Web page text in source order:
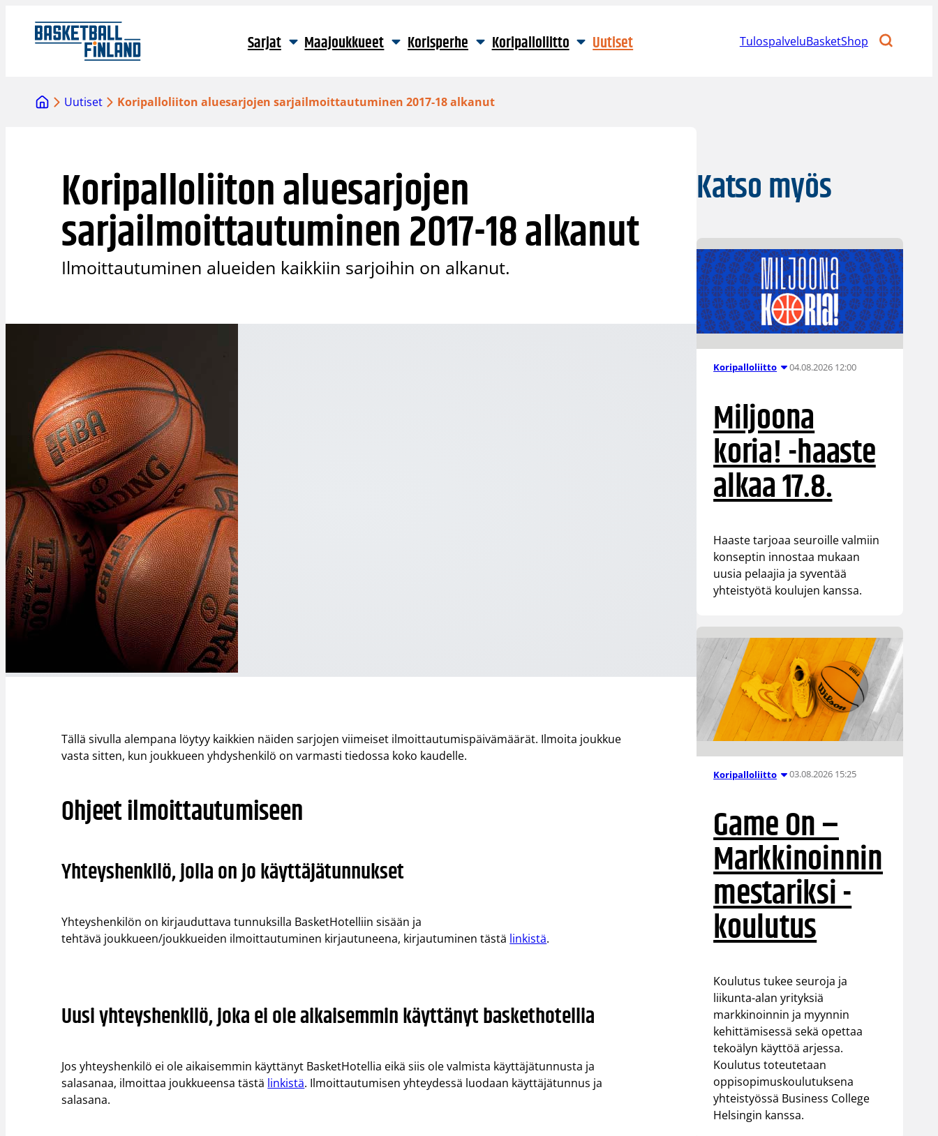
sisältöön
Sarjat Maajoukkueet Korisperhe Koripalloliitto Uutiset TulospalveluBasketShop
Uutiset Koripalloliiton aluesarjojen sarjailmoittautuminen 2017-18 alkanut
Koripalloliiton aluesarjojen
sarjailmoittautuminen 2017-18 alkanut
Ilmoittautuminen alueiden kaikkiin sarjoihin on alkanut.
Tällä sivulla alempana löytyy kaikkien näiden sarjojen viimeiset ilmoittautumispäivämäärät. Ilmoita joukkue
vasta sitten, kun joukkueen yhdyshenkilö on varmasti tiedossa koko kaudelle.
Ohjeet ilmoittautumiseen
Yhteyshenkilö, jolla on jo käyttäjätunnukset
Yhteyshenkilön on kirjauduttava tunnuksilla BasketHotelliin sisään ja
tehtävä joukkueen/joukkueiden ilmoittautuminen kirjautuneena, kirjautuminen tästä linkistä.
Uusi yhteyshenkilö, joka ei ole aikaisemmin käyttänyt baskethotellia
Jos yhteyshenkilö ei ole aikaisemmin käyttänyt BasketHotellia eikä siis ole valmista käyttäjätunnusta ja
salasanaa, ilmoittaa joukkueensa tästä linkistä. Ilmoittautumisen yhteydessä luodaan käyttäjätunnus ja
salasana.
Katso myös
Koripalloliitto 04.08.2026 12:00
Miljoona
koria! -haaste
alkaa 17.8.
Haaste tarjoaa seuroille valmiin
konseptin innostaa mukaan
uusia pelaajia ja syventää
yhteistyötä koulujen kanssa.
Koripalloliitto 03.08.2026 15:25
Game On –
Markkinoinnin
mestariksi -
koulutus
Koulutus tukee seuroja ja
liikunta-alan yrityksiä
markkinoinnin ja myynnin
kehittämisessä sekä opettaa
tekoälyn käyttöä arjessa.
Koulutus toteutetaan
oppisopimuskoulutuksena
yhteistyössä Business College
Helsingin kanssa.